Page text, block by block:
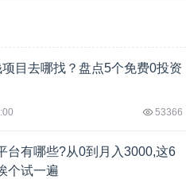
目去哪找？盘点5个免费0投资
53366
台有哪些?从0到月入3000,这6
个试一遍